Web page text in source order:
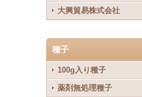
大興貿易株式会社
種子
100g入り種子
薬剤無処理種子